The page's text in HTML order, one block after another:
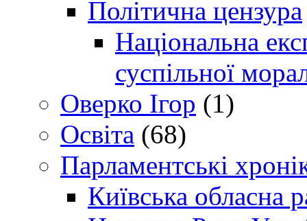
Політична цензура
Національна
суспільної
Оверко Ігор (1)
Освіта (68)
Парламентські
Київська обласна